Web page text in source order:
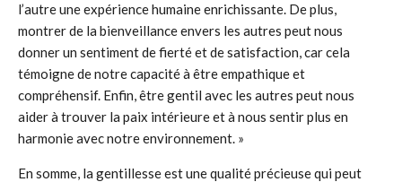
l’autre une expérience humaine enrichissante. De plus,
montrer de la bienveillance envers les autres peut nous
donner un sentiment de fierté et de satisfaction, car cela
témoigne de notre capacité à être empathique et
compréhensif. Enfin, être gentil avec les autres peut nous
aider à trouver la paix intérieure et à nous sentir plus en
harmonie avec notre environnement. »
En somme, la gentillesse est une qualité précieuse qui peut